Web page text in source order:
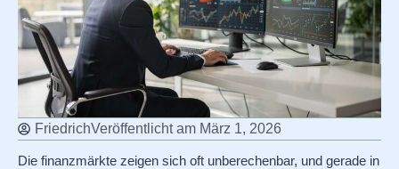
FriedrichVeröffentlicht am März 1, 2026
Die finanzmärkte zeigen sich oft unberechenbar, und gerade in